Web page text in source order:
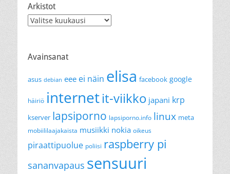
Arkistot
Arkistot
Avainsanat
asus debian eee ei näin elisa facebook google
häiriö internetit-viikko japani krp
kserver lapsiporno lapsiporno.info linux meta
mobiililaajakaista musiikki nokia oikeus
piraattipuolue poliisi raspberry pi
sananvapaus sensuuri